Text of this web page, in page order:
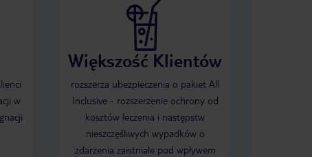
w
Większość Klientów
rozszerza ubezpieczenia o pakiet All
Inclusive - rozszerzenie ochrony od
kosztów leczenia i następstw
nieszczęśliwych wypadków o
zdarzenia zaistniałe pod wpływem